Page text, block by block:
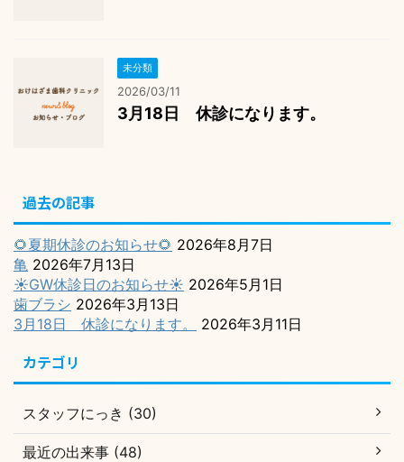
未分類
2026/03/11
3月18日 休診になります。
過去の記事
🌻夏期休診のお知らせ🌻 2026年8月7日
亀 2026年7月13日
☀️GW休診日のお知らせ☀️ 2026年5月1日
歯ブラシ 2026年3月13日
3月18日 休診になります。
2026年3月11日
カテゴリ
スタッフにっき (30)
最近の出来事 (48)